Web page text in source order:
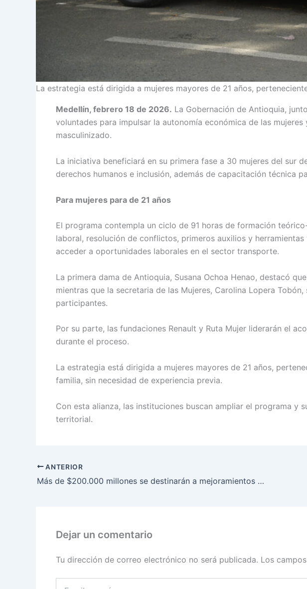
La estrategia está dirigida a mujeres mayores de 21 años,
Medellín, febrero 18 de 2026. La Gobernación de Antioquia,
voluntades para impulsar la autonomía económica de las
masculinizado.
La iniciativa beneficiará en su primera fase a 30 mujeres del sur
derechos humanos e inclusión, además de capacitación técnica
Para mujeres para de 21 años
El programa contempla un ciclo de 91 horas de formación
laboral, resolución de conflictos, primeros auxilios y
acceder a oportunidades laborales en el sector transporte.
La primera dama de Antioquia, Susana Ochoa Henao, destacó
mientras que la secretaria de las Mujeres, Carolina Lopera
participantes.
Por su parte, las fundaciones Renault y Ruta Mujer liderarán el
durante el proceso.
La estrategia está dirigida a mujeres mayores de 21 años,
familia, sin necesidad de experiencia previa.
Con esta alianza, las instituciones buscan ampliar el programa
territorial.
ANTERIOR
Más de $200.000 millones se destinarán a mejoramientos de vivienda en Antioquia
Dejar un comentario
Tu dirección de correo electrónico no será publicada. Los